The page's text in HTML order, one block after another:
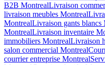
B2B MontrealLivraison
livraison meubles Montreal
MontrealLivraison gants blancs
MontrealLivraison inventaire
immobiliers MontrealLivraison
salon commercial Montreal
courrier entreprise Montreal